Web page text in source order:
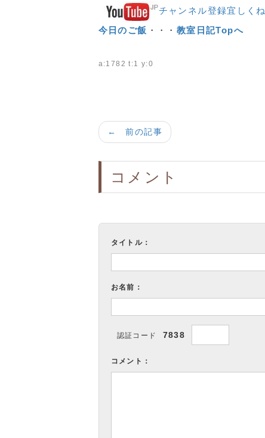
チャンネル登録宜しくね
今日のご飯 ・・・ 教室日記Topへ
a:1782 t:1 y:0
← 前の記事
コメント
タイトル：
お名前：
認証コード 7838
コメント：